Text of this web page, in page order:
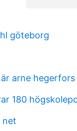
göteborg
arne hegerfors
180
net